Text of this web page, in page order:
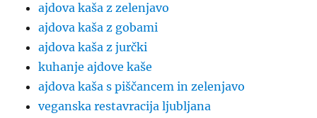
ajdova kaša z zelenjavo
ajdova kaša z gobami
ajdova kaša z jurčki
kuhanje ajdove kaše
ajdova kaša s piščancem in zelenjavo
veganska restavracija ljubljana